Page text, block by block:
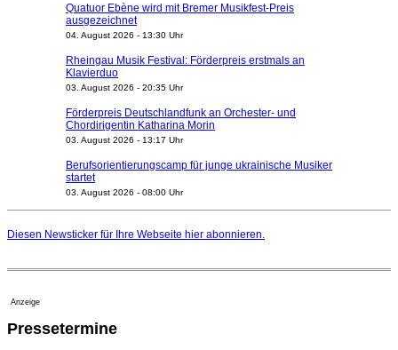
Quatuor Ebène wird mit Bremer Musikfest-Preis
ausgezeichnet
04. August 2026 - 13:30 Uhr
Rheingau Musik Festival: Förderpreis erstmals an
Klavierduo
03. August 2026 - 20:35 Uhr
Förderpreis Deutschlandfunk an Orchester- und
Chordirigentin Katharina Morin
03. August 2026 - 13:17 Uhr
Berufsorientierungscamp für junge ukrainische Musiker
startet
03. August 2026 - 08:00 Uhr
Nationaltheater Mannheim
Regensburger Generalmusikdirektor Stefan Veselka
Kammerorchester Heilbronn: Chefdirigent Risto Joost
verlängert bis 2030
Diesen Newsticker für Ihre Webseite hier abonnieren.
Anzeige
Pressetermine